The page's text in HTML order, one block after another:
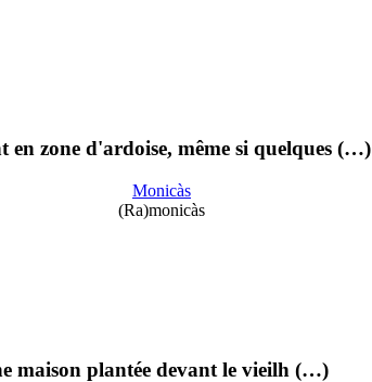
en zone d'ardoise, même si quelques (…)
Monicàs
(Ra)monicàs
maison plantée devant le vieilh (…)